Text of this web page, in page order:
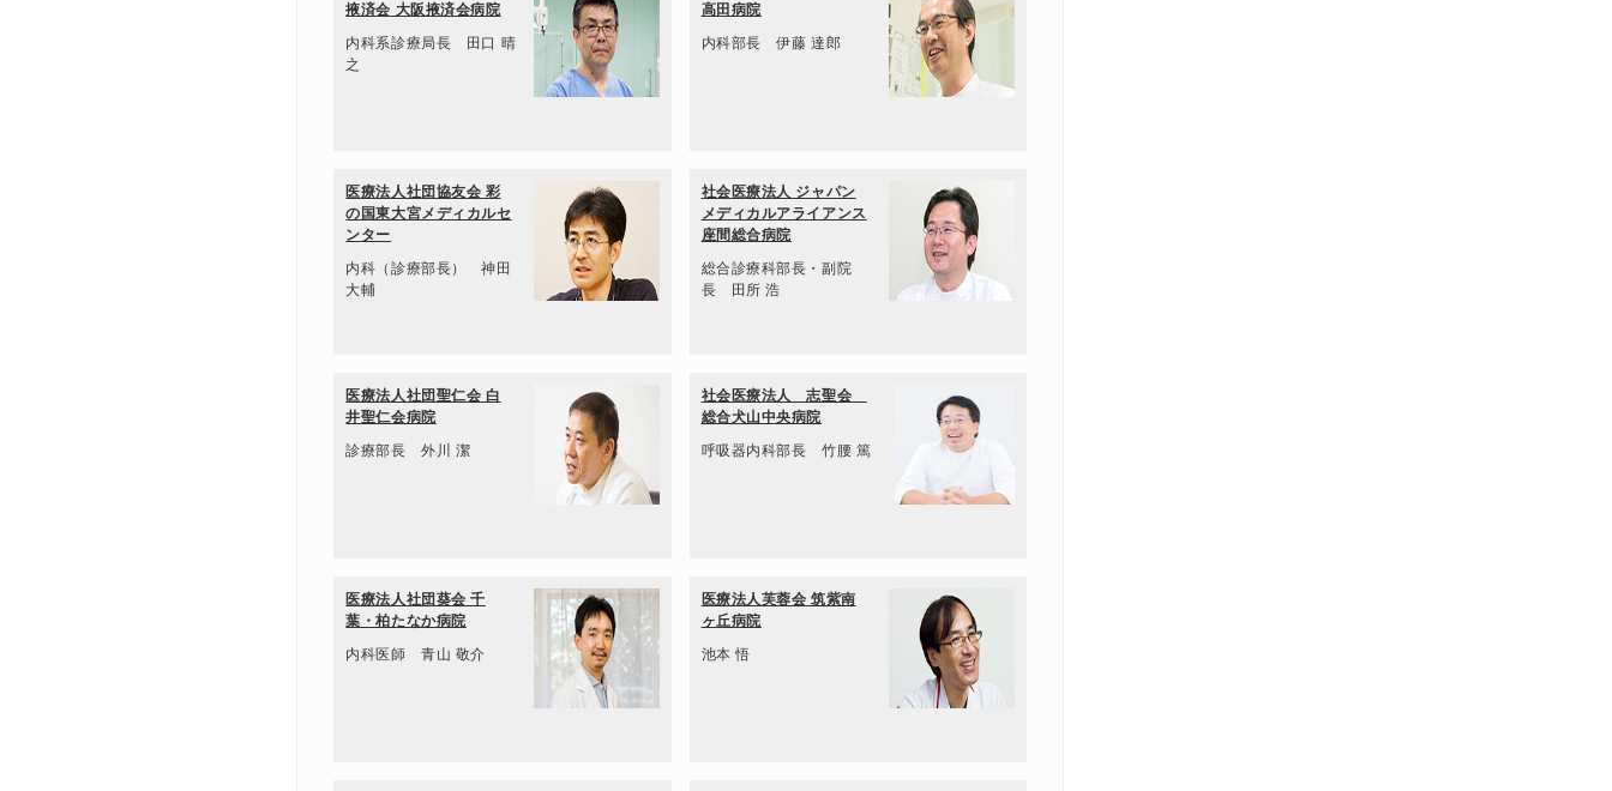
掖済会 大阪掖済会病院
内科系診療局長 田口 晴
之
高田病院
内科部長 伊藤 達郎
医療法人社団協友会 彩
の国東大宮メディカルセ
ンター
内科（診療部長） 神田
大輔
社会医療法人 ジャパン
メディカルアライアンス
座間総合病院
総合診療科部長・副院
長 田所 浩
医療法人社団聖仁会 白
井聖仁会病院
診療部長 外川 潔
社会医療法人 志聖会
総合犬山中央病院
呼吸器内科部長 竹腰 篤
医療法人社団葵会 千
葉・柏たなか病院
内科医師 青山 敬介
医療法人芙蓉会 筑紫南
ヶ丘病院
池本 悟